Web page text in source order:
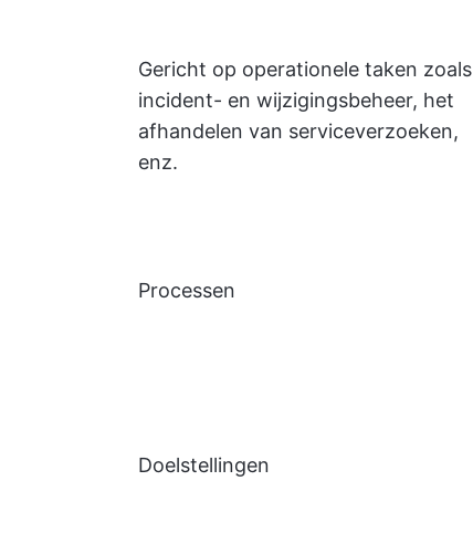
Gericht op operationele taken zoals
incident- en wijzigingsbeheer, het
afhandelen van serviceverzoeken,
enz.
Processen
Doelstellingen